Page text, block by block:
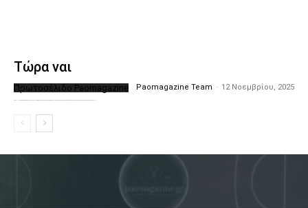
Τώρα ναι
Πρωτοσέλιδο Paomagazine Paomagazine Team - 12 Νοεμβρίου, 2025